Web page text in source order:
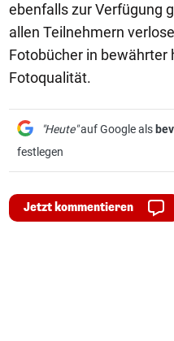
ebenfalls zur Verfügung
allen Teilnehmern
Fotobücher in
Fotoqualität.
"Heute"auf Google als
festlegen
Jetzt kommentieren